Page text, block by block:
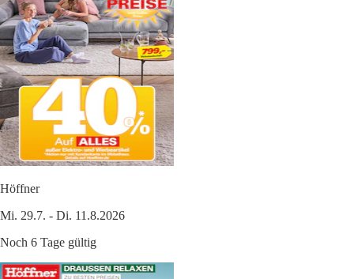
Höffner
Mi. 29.7. - Di. 11.8.2026
Noch 6 Tage gültig